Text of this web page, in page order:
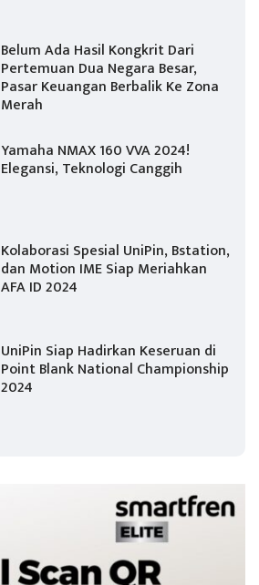
Belum Ada Hasil Kongkrit Dari
Pertemuan Dua Negara Besar,
Pasar Keuangan Berbalik Ke Zona
Merah
Yamaha NMAX 160 VVA 2024!
Elegansi, Teknologi Canggih
Kolaborasi Spesial UniPin, Bstation,
dan Motion IME Siap Meriahkan
AFA ID 2024
UniPin Siap Hadirkan Keseruan di
Point Blank National Championship
2024